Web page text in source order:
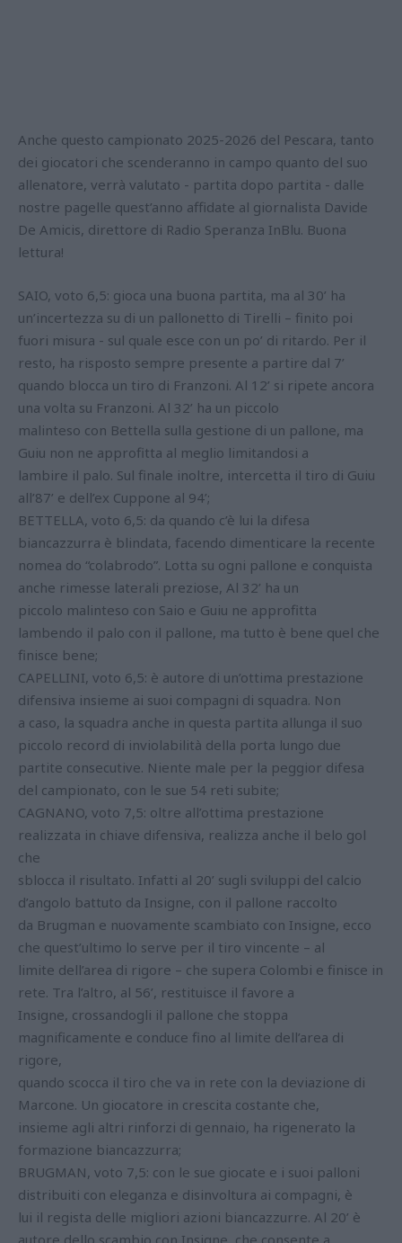
Anche questo campionato 2025-2026 del Pescara, tanto
dei giocatori che scenderanno in campo quanto del suo
allenatore, verrà valutato - partita dopo partita - dalle
nostre pagelle quest’anno affidate al giornalista Davide
De Amicis, direttore di Radio Speranza InBlu. Buona
lettura!
SAIO, voto 6,5: gioca una buona partita, ma al 30’ ha
un’incertezza su di un pallonetto di Tirelli – finito poi
fuori misura - sul quale esce con un po’ di ritardo. Per il
resto, ha risposto sempre presente a partire dal 7’
quando blocca un tiro di Franzoni. Al 12’ si ripete ancora
una volta su Franzoni. Al 32’ ha un piccolo
malinteso con Bettella sulla gestione di un pallone, ma
Guiu non ne approfitta al meglio limitandosi a
lambire il palo. Sul finale inoltre, intercetta il tiro di Guiu
all’87’ e dell’ex Cuppone al 94’;
BETTELLA, voto 6,5: da quando c’è lui la difesa
biancazzurra è blindata, facendo dimenticare la recente
nomea do “colabrodo”. Lotta su ogni pallone e conquista
anche rimesse laterali preziose, Al 32’ ha un
piccolo malinteso con Saio e Guiu ne approfitta
lambendo il palo con il pallone, ma tutto è bene quel che
finisce bene;
CAPELLINI, voto 6,5: è autore di un’ottima prestazione
difensiva insieme ai suoi compagni di squadra. Non
a caso, la squadra anche in questa partita allunga il suo
piccolo record di inviolabilità della porta lungo due
partite consecutive. Niente male per la peggior difesa
del campionato, con le sue 54 reti subite;
CAGNANO, voto 7,5: oltre all’ottima prestazione
realizzata in chiave difensiva, realizza anche il belo gol
che
sblocca il risultato. Infatti al 20’ sugli sviluppi del calcio
d’angolo battuto da Insigne, con il pallone raccolto
da Brugman e nuovamente scambiato con Insigne, ecco
che quest’ultimo lo serve per il tiro vincente – al
limite dell’area di rigore – che supera Colombi e finisce in
rete. Tra l’altro, al 56’, restituisce il favore a
Insigne, crossandogli il pallone che stoppa
magnificamente e conduce fino al limite dell’area di
rigore,
quando scocca il tiro che va in rete con la deviazione di
Marcone. Un giocatore in crescita costante che,
insieme agli altri rinforzi di gennaio, ha rigenerato la
formazione biancazzurra;
BRUGMAN, voto 7,5: con le sue giocate e i suoi palloni
distribuiti con eleganza e disinvoltura ai compagni, è
lui il regista delle migliori azioni biancazzurre. Al 20’ è